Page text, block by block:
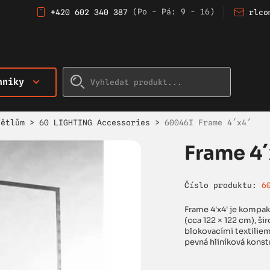
+420 602 340 387 (Po - Pá: 9 - 16)
> 60 LIGHTING Accessories > 60046I Frame 4´x4´
Frame
Číslo produktu:
Frame 4'x4' je
(cca 122 × 122 cm),
blokovacími
pevná hliníková